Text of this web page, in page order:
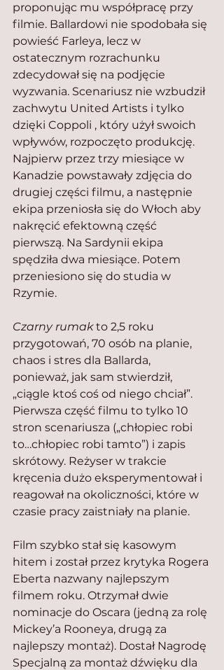
proponując mu współpracę przy
filmie. Ballardowi nie spodobała się
powieść Farleya, lecz w
ostatecznym rozrachunku
zdecydował się na podjęcie
wyzwania. Scenariusz nie wzbudził
zachwytu United Artists i tylko
dzięki Coppoli , który użył swoich
wpływów, rozpoczęto produkcję.
Najpierw przez trzy miesiące w
Kanadzie powstawały zdjęcia do
drugiej części filmu, a następnie
ekipa przeniosła się do Włoch aby
nakręcić efektowną część
pierwszą. Na Sardynii ekipa
spędziła dwa miesiące. Potem
przeniesiono się do studia w
Rzymie.
Czarny rumak to 2,5 roku
przygotowań, 70 osób na planie,
chaos i stres dla Ballarda,
ponieważ, jak sam stwierdził,
„ciągle ktoś coś od niego chciał”.
Pierwsza część filmu to tylko 10
stron scenariusza („chłopiec robi
to…chłopiec robi tamto”) i zapis
skrótowy. Reżyser w trakcie
kręcenia dużo eksperymentował i
reagował na okoliczności, które w
czasie pracy zaistniały na planie.
Film szybko stał się kasowym
hitem i został przez krytyka Rogera
Eberta nazwany najlepszym
filmem roku. Otrzymał dwie
nominacje do Oscara (jedną za rolę
Mickey’a Rooneya, drugą za
najlepszy montaż). Dostał Nagrodę
Specjalną za montaż dźwięku dla